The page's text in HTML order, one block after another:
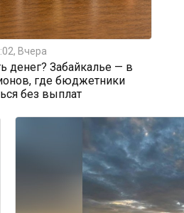
Вчера
денег? Забайкалье — в
где бюджетники
без выплат